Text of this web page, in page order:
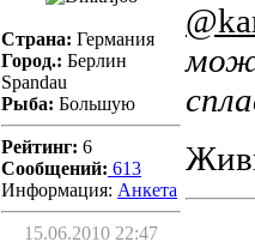
Страна: Германия
Город.: Берлин
Spandau
Рыба: Большую
Рейтинг: 6
Сообщений: 613
Информация: Aнкета
15.06.2010 22:47